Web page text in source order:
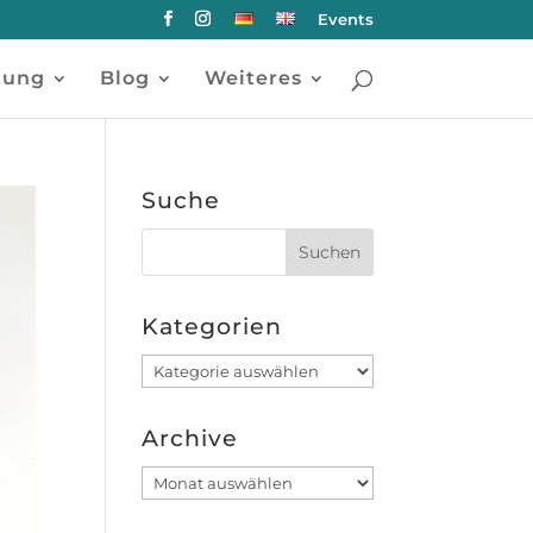
Events
Blog Weiteres
Suche
Kategorien
Kategorien
Archive
Archive